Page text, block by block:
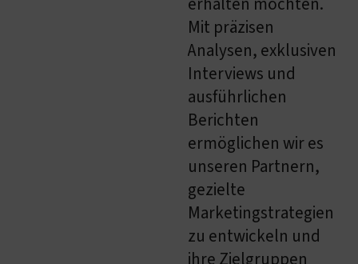
Mit präzisen
Analysen, exklusiven
Interviews und
ausführlichen
Berichten
ermöglichen wir es
unseren Partnern,
gezielte
Marketingstrategien
zu entwickeln und